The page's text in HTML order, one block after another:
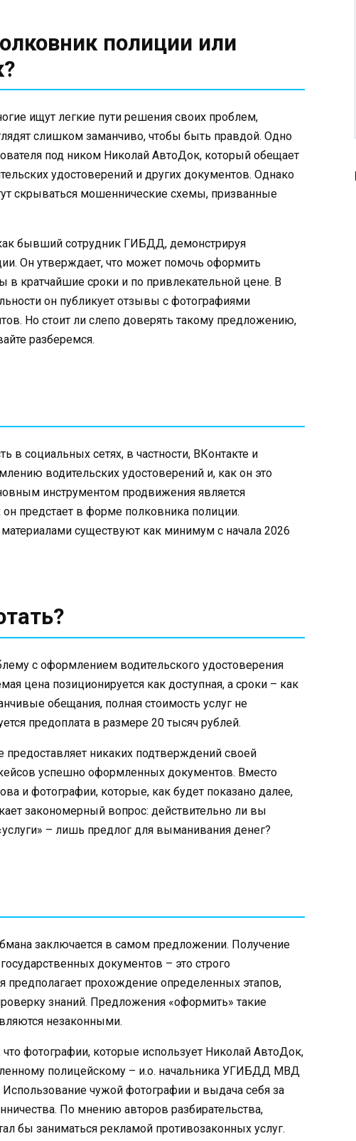
полиции или
ищут легкие пути решения своих проблем,
слишком заманчиво, чтобы быть правдой. Одно
под ником Николай АвтоДок, который обещает
удостоверений и других документов. Однако
скрываться мошеннические схемы, призванные
бывший сотрудник ГИБДД, демонстрируя
Он утверждает, что может помочь оформить
в кратчайшие сроки и по привлекательной цене. В
он публикует отзывы с фотографиями
Но стоит ли слепо доверять такому предложению,
разберемся.
в социальных сетях, в частности, ВКонтакте и
водительских удостоверений и, как он это
инструментом продвижения является
предстает в форме полковника полиции.
существуют как минимум с начала 2026
с оформлением водительского удостоверения
цена позиционируется как доступная, а сроки – как
обещания, полная стоимость услуг не
предоплата в размере 20 тысяч рублей.
предоставляет никаких подтверждений своей
успешно оформленных документов. Вместо
и фотографии, которые, как будет показано далее,
закономерный вопрос: действительно ли вы
– лишь предлог для выманивания денег?
заключается в самом предложении. Получение
документов – это строго
предполагает прохождение определенных этапов,
знаний. Предложения «оформить» такие
незаконными.
фотографии, которые использует Николай АвтоДок,
полицейскому – и.о. начальника УГИБДД МВД
чужой фотографии и выдача себя за
По мнению авторов разбирательства,
бы заниматься рекламой противозаконных услуг.